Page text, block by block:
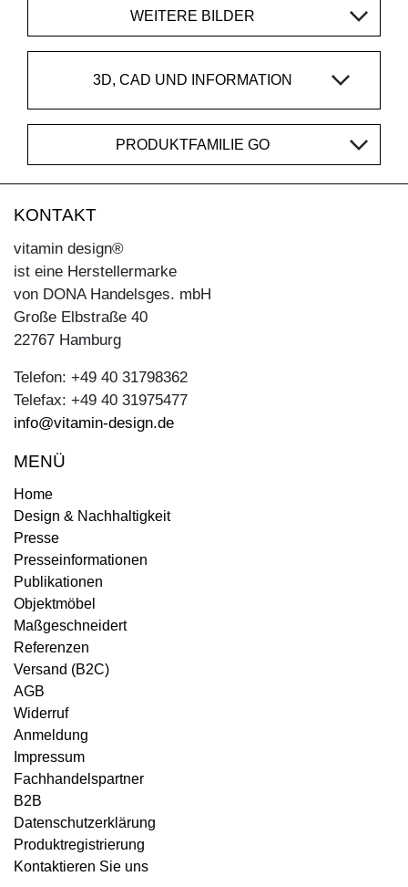
WEITERE BILDER
3D, CAD UND INFORMATION
PRODUKTFAMILIE GO
KONTAKT
vitamin design®
ist eine Herstellermarke
von DONA Handelsges. mbH
Große Elbstraße 40
22767 Hamburg
Telefon: +49 40 31798362
Telefax: +49 40 31975477
info@vitamin-design.de
MENÜ
Home
Design & Nachhaltigkeit
Presse
Presseinformationen
Publikationen
Objektmöbel
Maßgeschneidert
Referenzen
Versand (B2C)
AGB
Widerruf
Anmeldung
Impressum
Fachhandelspartner
B2B
Datenschutzerklärung
Produktregistrierung
Kontaktieren Sie uns